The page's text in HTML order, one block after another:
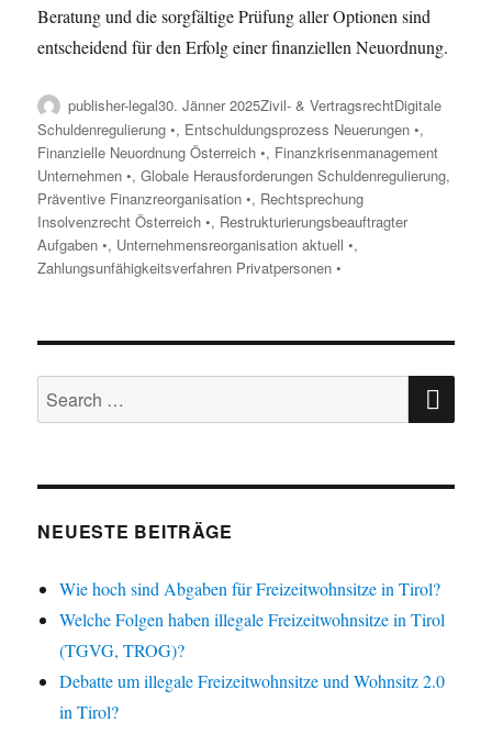
Beratung und die sorgfältige Prüfung aller Optionen sind
entscheidend für den Erfolg einer finanziellen Neuordnung.
Author
publisher-legalPosted
on
30. Jänner 2025Categories
Zivil- & VertragsrechtTags
Digitale
Schuldenregulierung •, Entschuldungsprozess Neuerungen •,
Finanzielle Neuordnung Österreich •, Finanzkrisenmanagement
Unternehmen •,Globale Herausforderungen Schuldenregulierung,
Präventive Finanzreorganisation •, Rechtsprechung
Insolvenzrecht Österreich •, Restrukturierungsbeauftragter
Aufgaben •, Unternehmensreorganisation aktuell •,
Zahlungsunfähigkeitsverfahren Privatpersonen •
Search
for:
NEUESTE BEITRÄGE
Wie hoch sind Abgaben für Freizeitwohnsitze in Tirol?
Welche Folgen haben illegale Freizeitwohnsitze in Tirol
(TGVG, TROG)?
Debatte um illegale Freizeitwohnsitze und Wohnsitz 2.0
in Tirol?